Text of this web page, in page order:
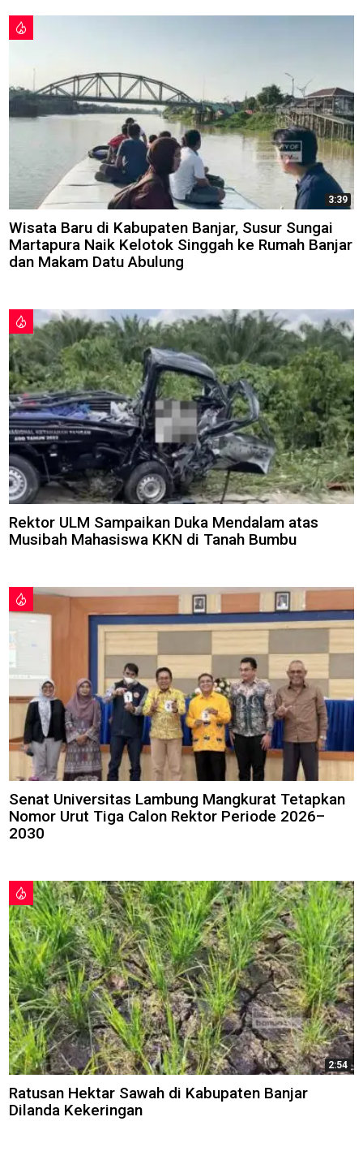
3:39
Wisata Baru di Kabupaten Banjar, Susur Sungai
Martapura Naik Kelotok Singgah ke Rumah Banjar
dan Makam Datu Abulung
Rektor ULM Sampaikan Duka Mendalam atas
Musibah Mahasiswa KKN di Tanah Bumbu
Senat Universitas Lambung Mangkurat Tetapkan
Nomor Urut Tiga Calon Rektor Periode 2026–
2030
2:54
Ratusan Hektar Sawah di Kabupaten Banjar
Dilanda Kekeringan